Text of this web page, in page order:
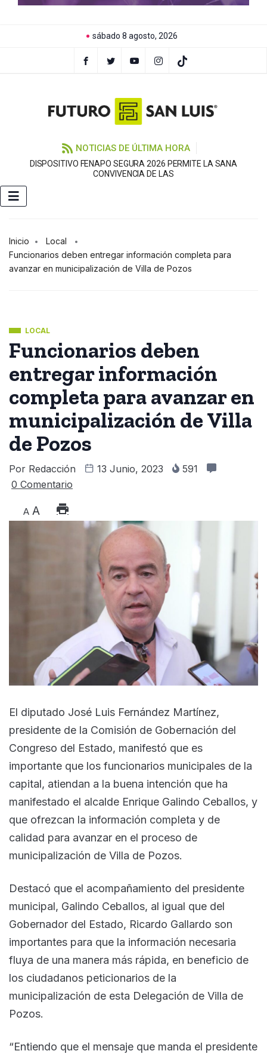
sábado 8 agosto, 2026
NOTICIAS DE ÚLTIMA HORA
DISPOSITIVO FENAPO SEGURA 2026 PERMITE LA SANA
CONVIVENCIA DE LAS
Inicio
Local
Funcionarios deben entregar información completa para
avanzar en municipalización de Villa de Pozos
LOCAL
Funcionarios deben
entregar información
completa para avanzar en
municipalización de Villa
de Pozos
Por Redacción 13 Junio, 2023
591
0 Comentario
A A
El diputado José Luis Fernández Martínez,
presidente de la Comisión de Gobernación del
Congreso del Estado, manifestó que es
importante que los funcionarios municipales de la
capital, atiendan a la buena intención que ha
manifestado el alcalde Enrique Galindo Ceballos, y
que ofrezcan la información completa y de
calidad para avanzar en el proceso de
municipalización de Villa de Pozos.
Destacó que el acompañamiento del presidente
municipal, Galindo Ceballos, al igual que del
Gobernador del Estado, Ricardo Gallardo son
importantes para que la información necesaria
fluya de una manera más rápida, en beneficio de
los ciudadanos peticionarios de la
municipalización de esta Delegación de Villa de
Pozos.
“Entiendo que el mensaje que manda el presidente